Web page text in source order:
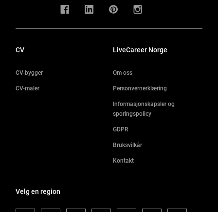
CV
CV-bygger
CV-maler
LiveCareer Norge
Om oss
Personvernerklæring
Informasjonskapsler og
sporingspolicy
GDPR
Bruksvilkår
Kontakt
Velg en region